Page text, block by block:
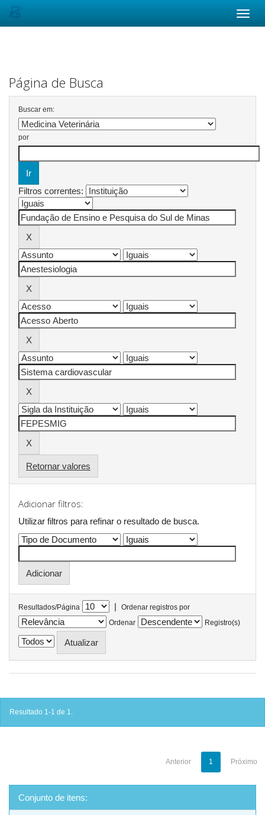
Página de Busca
Buscar em:
por
Filtros correntes:
Retornar valores
Adicionar filtros:
Utilizar filtros para refinar o resultado de busca.
Resultados/Página |
Ordenar registros por
Ordenar
Registro(s)
Resultado 1-1 de 1.
Anterior 1 Próximo
Conjunto de itens: